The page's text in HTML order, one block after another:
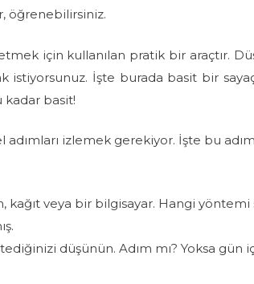
öğrenebilirsiniz.
etmek için kullanılan pratik bir araçtır.
istiyorsunuz. İşte burada basit bir
kadar basit!
izlemek gerekiyor. İşte bu
kağıt veya bir bilgisayar. Hangi
düşünün. Adım mı? Yoksa gün